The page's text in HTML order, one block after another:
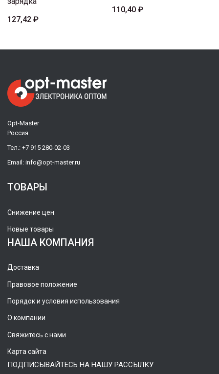
127,42 ₽
110,40 ₽
Opt-Master
Россия
Тел.: +7 915 280-02-03
Email: info@opt-master.ru
ТОВАРЫ
Снижение цен
Новые товары
НАША КОМПАНИЯ
Доставка
Правовое положение
Порядок и условия использования
О компании
Свяжитесь с нами
Карта сайта
ПОДПИСЫВАЙТЕСЬ НА НАШУ РАССЫЛКУ